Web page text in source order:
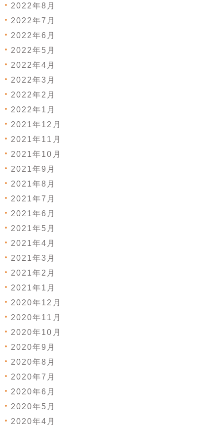
2022年8月
2022年7月
2022年6月
2022年5月
2022年4月
2022年3月
2022年2月
2022年1月
2021年12月
2021年11月
2021年10月
2021年9月
2021年8月
2021年7月
2021年6月
2021年5月
2021年4月
2021年3月
2021年2月
2021年1月
2020年12月
2020年11月
2020年10月
2020年9月
2020年8月
2020年7月
2020年6月
2020年5月
2020年4月